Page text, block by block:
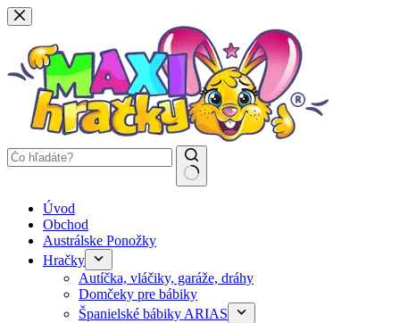
Späť
na
obsah
výsledkyÚvod
Obchod
Austrálske Ponožky
Hračky
Autíčka, vláčiky, garáže, dráhy
Domčeky pre bábiky
Španielské bábiky ARIAS